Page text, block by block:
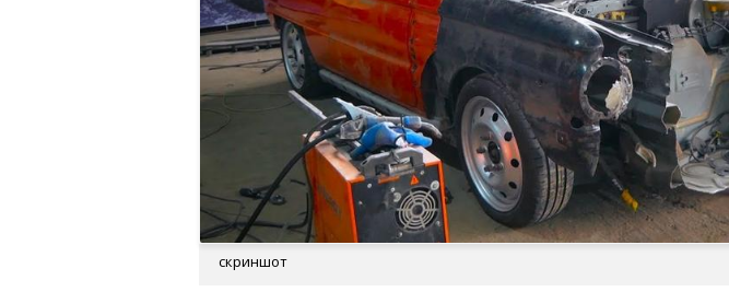
скриншот